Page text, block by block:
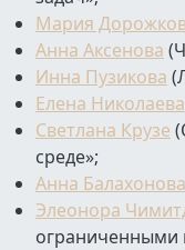
Мария
Анна Аксенова
Инна Пузикова
Елена Николаева
Светлана Крузе
среде»;
Анна Балахонова
Элеонора
ограниченными